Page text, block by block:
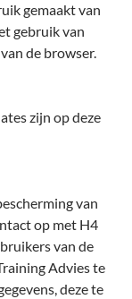
gemaakt van
gebruik van
de browser.
zijn op deze
van
op met H4
van de
Advies te
deze te